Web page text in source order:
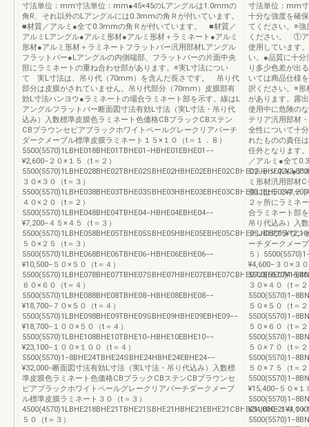
寸法単位：mm寸法単位：mm●45×45のLアングルは1.0mmの
角R、それ以外のLアングルには0.3mmの角Ｒが付いています。
■材質／アルミ●全て0.3mmの角Ｒが付いています。 ■材質／
アルミLアングル●アルミ形材●アルミ形材＋ラミネート●アルミ
形材●アルミ形材＋ラミネートフラットバー汎用部材Lアングル
フラットバー●Lアングルの内側端部、フラットバーの片面中央
部にラミネートの重ね合わせ部があります。※実L寸法につい
て 実L寸法は、吊り代（70mm）を含んだ長さです。 吊り代
部分は皮膜がされていません。吊り代部分（70mm）皮膜部有
効L寸法ハンヨウ●ラミネートの場合ラミネート部を示す。線はL
アングルフラットバー断面図寸法有効L寸法（実L寸法・吊り代
込み）入数標準皮膜色ラミネート色価格CBブラックCBステン
CBブラウンセピアブラックホワイトペールグレークリアバーチ
ダークメープル標準皮膜ラミネート１５×１０（t＝１．８）
5500(5570)1LBHE018BHE01TBHE01−HBHE01EBHE01−−
¥2,600−２０×１５（t＝２）
３０×３０（t＝３）
４０×２０（t＝２）
5500(5570)1LBHE048BHE04TBHE04−HBHE04EBHE04−−
¥7,200−４５×４５（t＝３）
５０×２５（t＝３）
5500(5570)1LBHE068BHE06TBHE06−HBHE06EBHE06−−
¥10,500−５０×５０（t＝４）
６０×６０（t＝４）
5500(5570)1LBHE088BHE08TBHE08−HBHE08EBHE08−−
¥18,700−７０×５０（t＝４）
5500(5570)1LBHE098BHE09TBHE09SBHE09HBHE09EBHE09−−
¥18,700−１００×５０（t＝４）
5500(5570)1LBHE108BHE10TBHE10−HBHE10EBHE10−−
¥23,100−１００×１００（t＝４）
5500(5570)1−8BHE24TBHE24SBHE24HBHE24EBHE24−−
¥32,000−断面図寸法有効L寸法（実L寸法・吊り代込み）入数標
準皮膜色ラミネート色価格CBブラックCBステンCBブラウンセ
ピアブラックホワイトペールグレークリアバーチダークメープ
ル標準皮膜ラミネート３０（t＝３）
５０（t＝３）
寸法単位：mm
十分な強度を確
てください。※強
ください。 ①ア
使用しています
い。●品質に十分
り多少色差が出
いては商品仕様
択ください。※形
があります。露
使用中に危険の
テリア汎用部材
全性について十
れたものの責任
任外となります
／アルミ●全て
Cチャンネル●ア
ミ形材汎用部材
側にはラミネー
２ヶ所にラミネ
合ラミネート部
吊り代込み）入
テンCBブラウン
ーチダークメー
５）
¥4,600−３０×３
３０×４０（t＝
５０×５０（t＝
５０×６０（t＝
５０×７０（t＝
５０×７５（t＝
¥15,400−５０×１
¥34,000−１００